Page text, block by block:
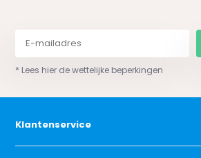
* Lees hier de wettelijke beperkingen
Klantenservice